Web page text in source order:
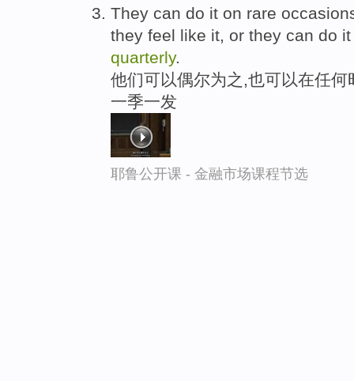
They can do it on rare
they feel like it, or they can do
quarterly.
他们可以偶尔为之,也可以在任
一季一发
耶鲁公开课 - 金融市场课程节选